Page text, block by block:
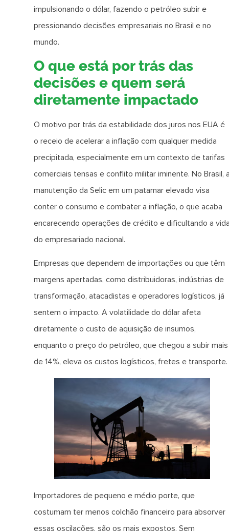
impulsionando o dólar, fazendo o petróleo subir e
pressionando decisões empresariais no Brasil e no
mundo.
O que está por trás das
decisões e quem será
diretamente impactado
O motivo por trás da estabilidade dos juros nos EUA é
o receio de acelerar a inflação com qualquer medida
precipitada, especialmente em um contexto de tarifas
comerciais tensas e conflito militar iminente. No Brasil,
manutenção da Selic em um patamar elevado visa
conter o consumo e combater a inflação, o que acaba
encarecendo operações de crédito e dificultando a
do empresariado nacional.
Empresas que dependem de importações ou que têm
margens apertadas, como distribuidoras, indústrias de
transformação, atacadistas e operadores logísticos, já
sentem o impacto. A volatilidade do dólar afeta
diretamente o custo de aquisição de insumos,
enquanto o preço do petróleo, que chegou a subir mais
de 14%, eleva os custos logísticos, fretes e transporte.
Importadores de pequeno e médio porte, que
costumam ter menos colchão financeiro para absorver
essas oscilações, são os mais expostos. Sem